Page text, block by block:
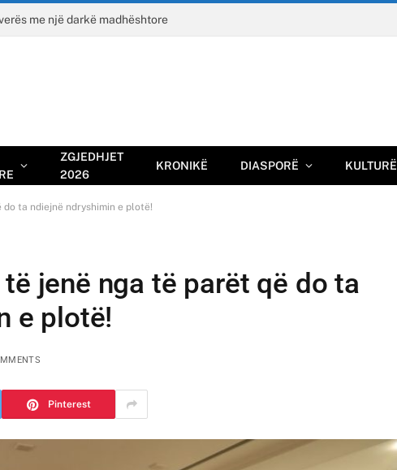
me një darkë madhështore
ZGJEDHJET
2026
KRONIKË DIASPORË KULTURË
ta ndiejnë ndryshimin e plotë!
jenë nga të parët që do ta
e plotë!
Pinterest